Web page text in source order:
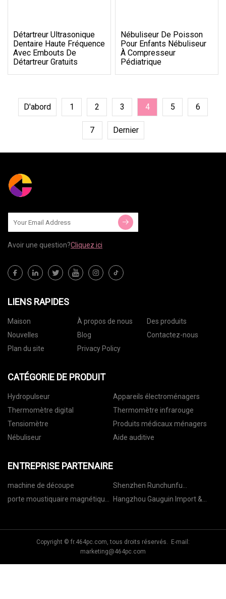
Détartreur Ultrasonique
Dentaire Haute Fréquence
Avec Embouts De
Détartreur Gratuits
Nébuliseur De Poisson
Pour Enfants Nébuliseur
À Compresseur
Pédiatrique
D'abord 1 2 3 4 5 6
7 Dernier
Avoir une question?Cliquez ici
LIENS RAPIDES
Maison À propos de nous
Des produits
Nouvelles
Blog
Contactez-nous
Plan du site
Privacy Policy
CATÉGORIE DE PRODUIT
Hydropulseur
Appareils électroménagers
Thermomètre digital
Thermomètre infrarouge
Tensiomètre
Produits médicaux ménagers
Nébuliseur
Aide auditive
ENTREPRISE PARTENAIRE
machine de découpe
Shenzhen Runchunfu
Technologie Co., Ltd.
porte moustiquaire magnétique
Hangzhou Gauguin Import &
Copyright © fr.464pc.com, tous droits réservés. E-mail:
marketing@464pc.com